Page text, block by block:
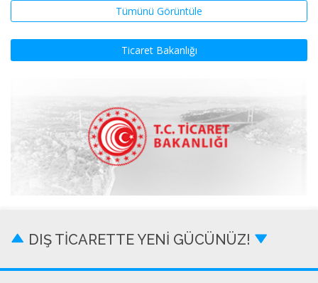
Tümünü Görüntüle
Ticaret Bakanlığı
DIŞ TİCARETTE YENİ GÜCÜNÜZ!